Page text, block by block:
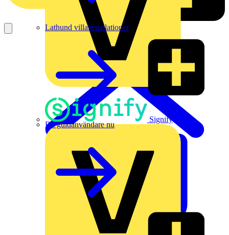
Signify
Lathund villainstallationer
Bli guldanvändare nu